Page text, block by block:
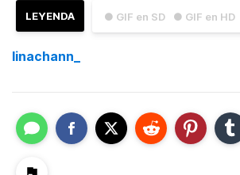
● GIF en SD ● GIF en HD
LEYENDA
linachann_